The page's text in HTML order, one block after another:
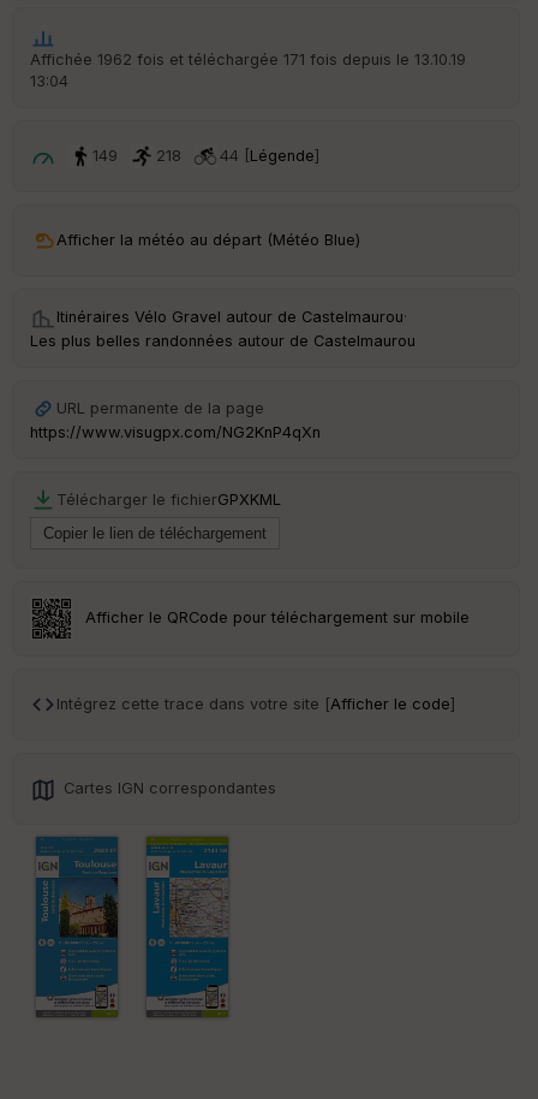
Affichée 1962 fois et téléchargée 171 fois depuis le 13.10.19
13:04
149 218 44 [ Légende]
Afficher la météo au départ (Météo Blue)
Itinéraires Vélo Gravel autour de Castelmaurou·
Les plus belles randonnées autour de Castelmaurou
URL permanente de la page
https://www.visugpx.com/NG2KnP4qXn
Télécharger le fichierGPXKML
Afficher le QRCode pour téléchargement sur mobile
Intégrez cette trace dans votre site [Afficher le code]
Cartes IGN correspondantes